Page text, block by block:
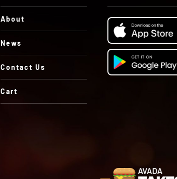
About
News
Contact Us
Cart